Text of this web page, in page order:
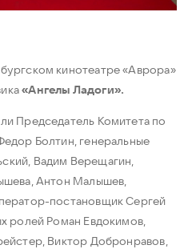
кинотеатре «Аврора»
«Ангелы Ладоги».
Председатель Комитета по
Болтин, генеральные
Вадим Верещагин,
Антон Малышев,
постановщик Сергей
ролей Роман Евдокимов,
Виктор Добронравов,